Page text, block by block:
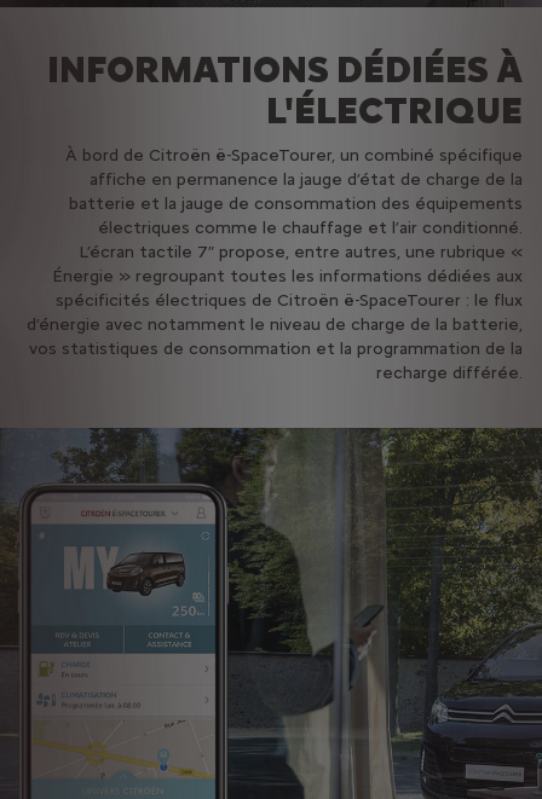
INFORMATIONS DÉDIÉES À
L'ÉLECTRIQUE
À bord de Citroën ë-SpaceTourer, un combiné spécifique
affiche en permanence la jauge d’état de charge de la
batterie et la jauge de consommation des équipements
électriques comme le chauffage et l’air conditionné.
L’écran tactile 7” propose, entre autres, une rubrique «
Énergie » regroupant toutes les informations dédiées aux
spécificités électriques de Citroën ë-SpaceTourer : le flux
d’énergie avec notamment le niveau de charge de la batterie,
vos statistiques de consommation et la programmation de la
recharge différée.